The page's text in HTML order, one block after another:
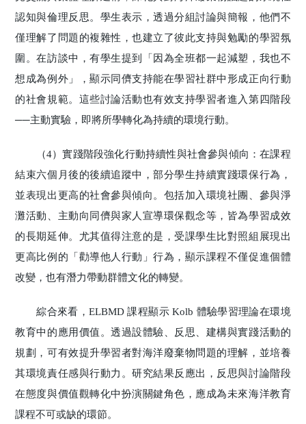
認知與倫理反思。學生表示，透過分組討論與簡報，他們不
僅理解了問題的複雜性，也建立了彼此支持與勉勵的學習氛
圍。在訪談中，有學生提到「因為全班都一起減塑，我也不
想成為例外」，顯示同儕支持能在學習社群中形成正向行動
的社會規範。這些討論活動也有效支持學習者進入第四階段
──主動實驗，即將所學轉化為持續的環境行動。
（4）實踐階段強化行動持續性與社會參與傾向：在課程
結束六個月後的後續追蹤中，部分學生持續實踐環保行為，
並表現出更高的社會參與傾向。包括加入環境社團、參與淨
灘活動、主動向同儕與家人宣導環保觀念等，皆為學習成效
的長期延伸。尤其值得注意的是，受課學生比對照組展現出
更高比例的「勸導他人行動」行為，顯示課程不僅促進個體
改變，也有潛力帶動群體文化的轉變。
綜合來看，ELBMD 課程顯示 Kolb 體驗學習理論在環境
教育中的應用價值。透過設體驗、反思、建構與實踐活動的
規劃，可有效提升學習者對海洋廢棄物問題的理解，並培養
其環境責任感與行動力。研究結果反應出，反思與討論階段
在態度與價值觀轉化中扮演關鍵角色，應成為未來海洋教育
課程不可或缺的環節。